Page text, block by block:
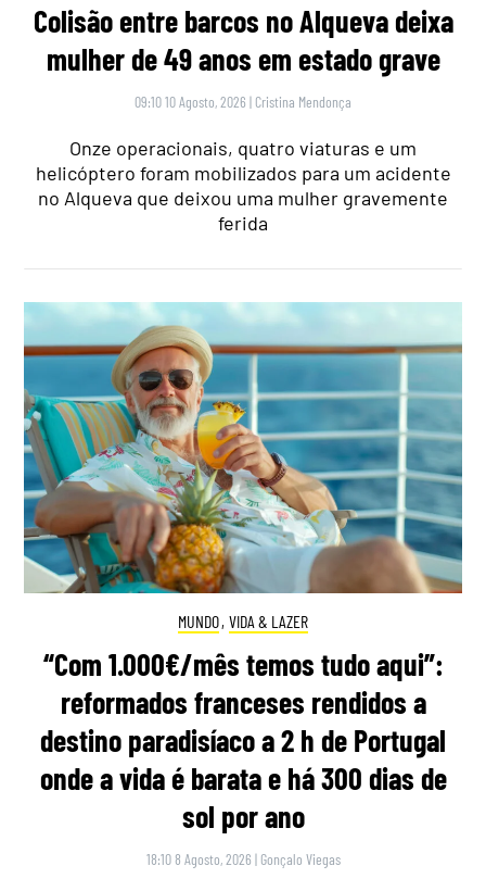
Colisão entre barcos no Alqueva deixa
mulher de 49 anos em estado grave
09:10 10 Agosto, 2026 | Cristina Mendonça
Onze operacionais, quatro viaturas e um
helicóptero foram mobilizados para um acidente
no Alqueva que deixou uma mulher gravemente
ferida
MUNDO, VIDA & LAZER
“Com 1.000€/mês temos tudo aqui”:
reformados franceses rendidos a
destino paradisíaco a 2 h de Portugal
onde a vida é barata e há 300 dias de
sol por ano
18:10 8 Agosto, 2026 | Gonçalo Viegas